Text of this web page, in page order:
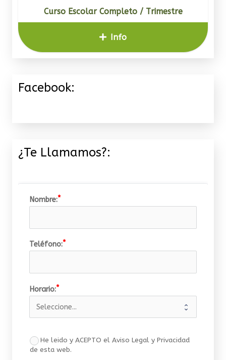
Curso Escolar Completo / Trimestre
Info
Facebook:
¿Te Llamamos?:
Nombre:
Teléfono:
Horario:
He leido y ACEPTO el Aviso Legal y Privacidad
de esta web.